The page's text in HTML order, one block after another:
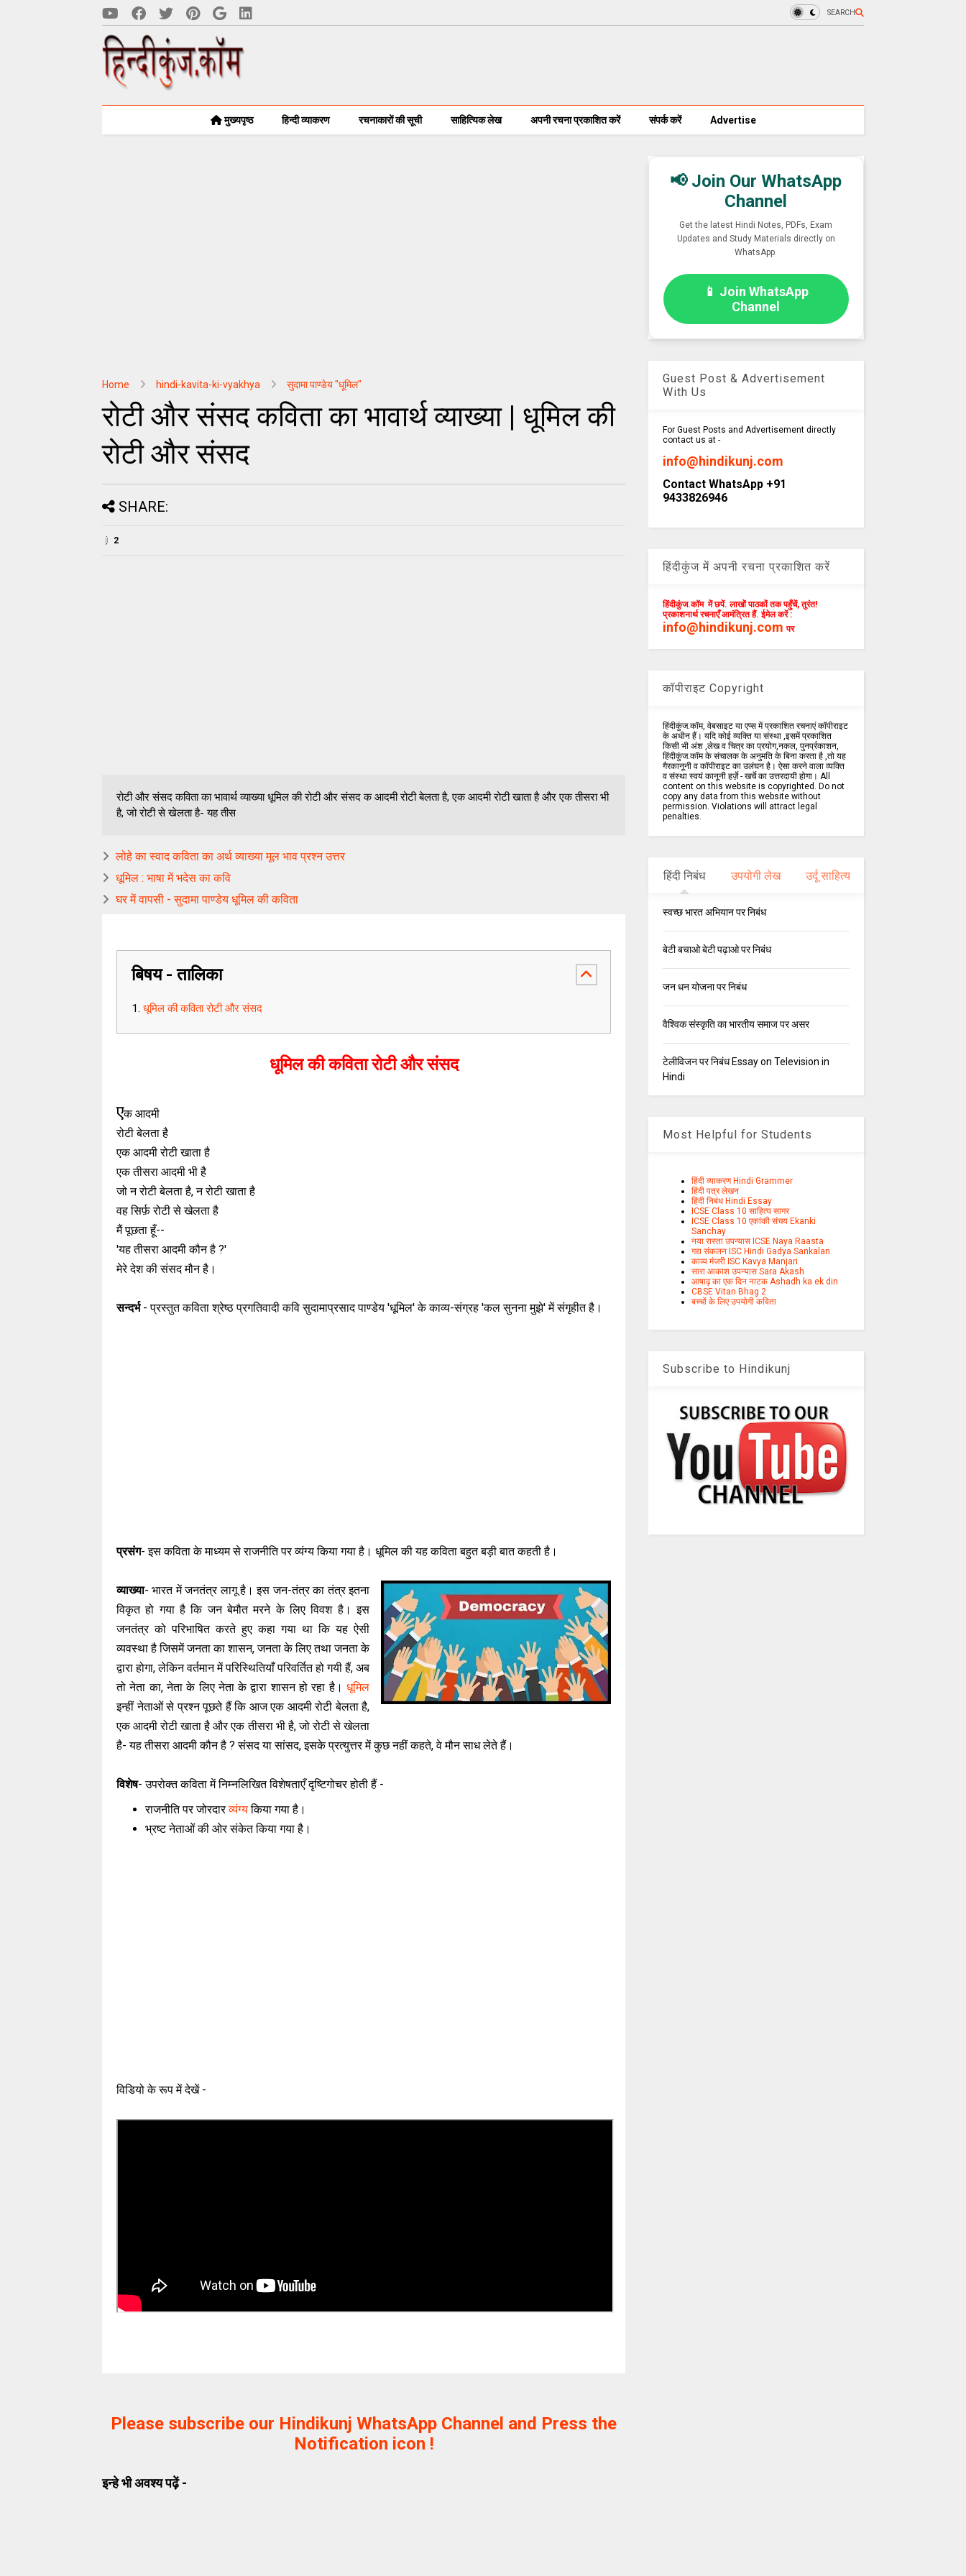
SEARCH
मुख्यपृष्ठ हिन्दी व्याकरण रचनाकारों की सूची साहित्यिक लेख अपनी रचना प्रकाशित करें संपर्क करें Advertise
Home hindi-kavita-ki-vyakhya सुदामा पाण्डेय "धूमिल"
रोटी और संसद कविता का भावार्थ व्याख्या | धूमिल की
रोटी और संसद
SHARE:
2
रोटी और संसद कविता का भावार्थ व्याख्या धूमिल की रोटी और संसद क आदमी रोटी बेलता है, एक आदमी रोटी खाता है और एक तीसरा भी
है, जो रोटी से खेलता है- यह तीस
लोहे का स्वाद कविता का अर्थ व्याख्या मूल भाव प्रश्न उत्तर
धूमिल : भाषा में भदेस का कवि
घर में वापसी - सुदामा पाण्डेय धूमिल की कविता
बिषय - तालिका
धूमिल की कविता रोटी और संसद
धूमिल की कविता रोटी और संसद
एक आदमी
रोटी बेलता है
एक आदमी रोटी खाता है
एक तीसरा आदमी भी है
जो न रोटी बेलता है, न रोटी खाता है
वह सिर्फ़ रोटी से खेलता है
मैं पूछता हूँ--
'यह तीसरा आदमी कौन है ?'
मेरे देश की संसद मौन है।
सन्दर्भ- प्रस्तुत कविता श्रेष्ठ प्रगतिवादी कवि सुदामाप्रसाद पाण्डेय 'धूमिल' के काव्य-संग्रह 'कल सुनना मुझे' में संगृहीत है।
प्रसंग- इस कविता के माध्यम से राजनीति पर व्यंग्य किया गया है। धूमिल की यह कविता बहुत बड़ी बात कहती है।
व्याख्या- भारत में जनतंत्र लागू है। इस जन-तंत्र का तंत्र इतना
विकृत हो गया है कि जन बेमौत मरने के लिए विवश है। इस
जनतंत्र को परिभाषित करते हुए कहा गया था कि यह ऐसी
व्यवस्था है जिसमें जनता का शासन, जनता के लिए तथा जनता के
द्वारा होगा, लेकिन वर्तमान में परिस्थितियाँ परिवर्तित हो गयी हैं, अब
तो नेता का, नेता के लिए नेता के द्वारा शासन हो रहा है। धूमिल
इन्हीं नेताओं से प्रश्न पूछते हैं कि आज एक आदमी रोटी बेलता है,
एक आदमी रोटी खाता है और एक तीसरा भी है, जो रोटी से खेलता
है- यह तीसरा आदमी कौन है ? संसद या सांसद, इसके प्रत्युत्तर में कुछ नहीं कहते, वे मौन साध लेते हैं।
विशेष- उपरोक्त कविता में निम्नलिखित विशेषताएँ दृष्टिगोचर होती हैं -
राजनीति पर जोरदारव्यंग्यकिया गया है।
भ्रष्ट नेताओं की ओर संकेत किया गया है।
विडियो के रूप में देखें -
Please subscribe our Hindikunj WhatsApp Channel and Press the
Notification icon !
इन्हे भी अवश्य पढ़ें -
📢 Join Our WhatsApp
Channel
Get the latest Hindi Notes, PDFs, Exam
Updates and Study Materials directly on
WhatsApp.
📱 Join WhatsApp
Channel
Guest Post & Advertisement
With Us
For Guest Posts and Advertisement directly
contact us at -
info@hindikunj.com
Contact WhatsApp +91
9433826946
हिंदीकुंज में अपनी रचना प्रकाशित करें
हिंदीकुंज.कॉम में छपें. लाखों पाठकों तक पहुँचें, तुरंत!
प्रकाशनार्थ रचनाएँ आमंत्रित हैं. ईमेल करें :
info@hindikunj.com पर
कॉपीराइट Copyright
हिंदीकुंज.कॉम, वेबसाइट या एप्स में प्रकाशित रचनाएं कॉपीराइट
के अधीन हैं। यदि कोई व्यक्ति या संस्था ,इसमें प्रकाशित
किसी भी अंश ,लेख व चित्र का प्रयोग,नकल, पुनर्प्रकाशन,
हिंदीकुंज.कॉम के संचालक के अनुमति के बिना करता है ,तो यह
गैरकानूनी व कॉपीराइट का उलंघन है। ऐसा करने वाला व्यक्ति
व संस्था स्वयं कानूनी हर्ज़े - खर्चे का उत्तरदायी होगा। All
content on this website is copyrighted. Do not
copy any data from this website without
permission. Violations will attract legal
penalties.
हिंदी निबंध उपयोगी लेख उर्दू साहित्य
स्वच्छ भारत अभियान पर निबंध
बेटी बचाओ बेटी पढ़ाओ पर निबंध
जन धन योजना पर निबंध
वैश्विक संस्कृति का भारतीय समाज पर असर
टेलीविजन पर निबंध Essay on Television in
Hindi
Most Helpful for Students
हिंदी व्याकरण Hindi Grammer
हिंदी पत्र लेखन
हिंदी निबंध Hindi Essay
ICSE Class 10 साहित्य सागर
ICSE Class 10 एकांकी संचय Ekanki
Sanchay
नया रास्ता उपन्यास ICSE Naya Raasta
गद्य संकलन ISC Hindi Gadya Sankalan
काव्य मंजरी ISC Kavya Manjari
सारा आकाश उपन्यास Sara Akash
आषाढ़ का एक दिन नाटक Ashadh ka ek din
CBSE Vitan Bhag 2
बच्चों के लिए उपयोगी कविता
Subscribe to Hindikunj